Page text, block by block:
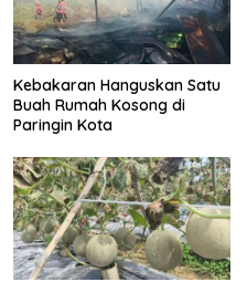
Kebakaran Hanguskan Satu
Buah Rumah Kosong di
Paringin Kota